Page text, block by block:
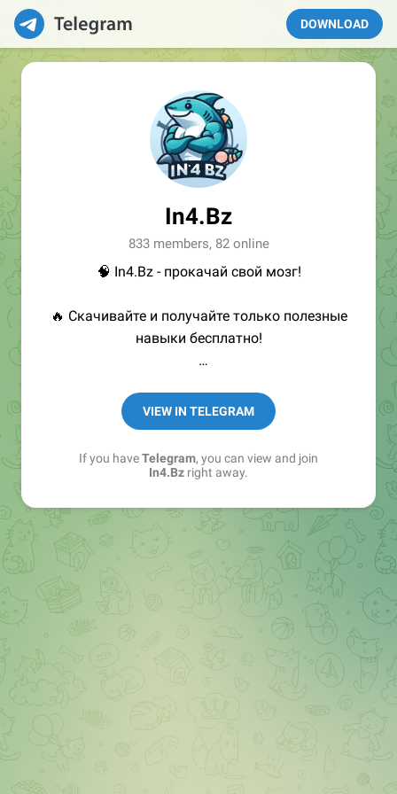
DOWNLOAD
In4.Bz
833 members, 82 online
🧠 In4.Bz - прокачай свой мозг!
🔥 Скачивайте и получайте только полезные
навыки бесплатно!
➖ in4.bz/
➖ https://t.me/in4bz
➖ twitter.com/bz_in4
➖ https://t.me/in4news
VIEW IN TELEGRAM
If you haveTelegram, you can view and join
In4.Bz right away.